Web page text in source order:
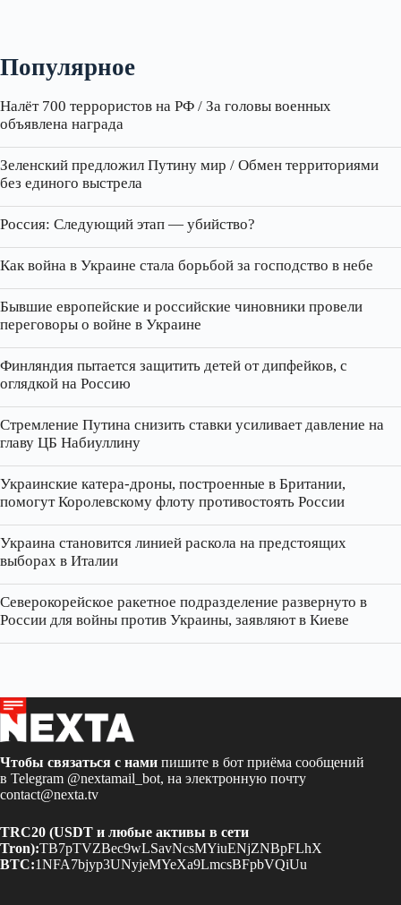
Популярное
Налёт 700 террористов на РФ / За головы военных
объявлена награда
Зеленский предложил Путину мир / Обмен территориями
без единого выстрела
Россия: Следующий этап — убийство?
Как война в Украине стала борьбой за господство в небе
Бывшие европейские и российские чиновники провели
переговоры о войне в Украине
Финляндия пытается защитить детей от дипфейков, с
оглядкой на Россию
Стремление Путина снизить ставки усиливает давление на
главу ЦБ Набиуллину
Украинские катера‑дроны, построенные в Британии,
помогут Королевскому флоту противостоять России
Украина становится линией раскола на предстоящих
выборах в Италии
Северокорейское ракетное подразделение развернуто в
России для войны против Украины, заявляют в Киеве
Чтобы связаться с нами пишите в бот приёма сообщений
в Telegram @nextamail_bot, на электронную почту
contact@nexta.tv
TRC20 (USDT и любые активы в сети
Tron):TB7pTVZBec9wLSavNcsMYiuENjZNBpFLhX
BTC:1NFA7bjyp3UNyjeMYeXa9LmcsBFpbVQiUu